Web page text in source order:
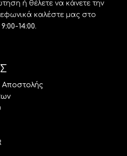
ή θέλετε να κάνετε την
καλέστε μας στο
14:00.